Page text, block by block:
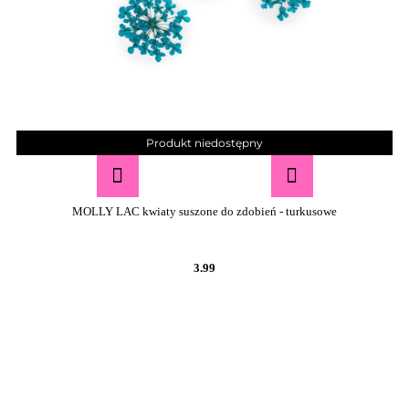
Produkt niedostępny
MOLLY LAC kwiaty suszone do zdobień - turkusowe
3.99